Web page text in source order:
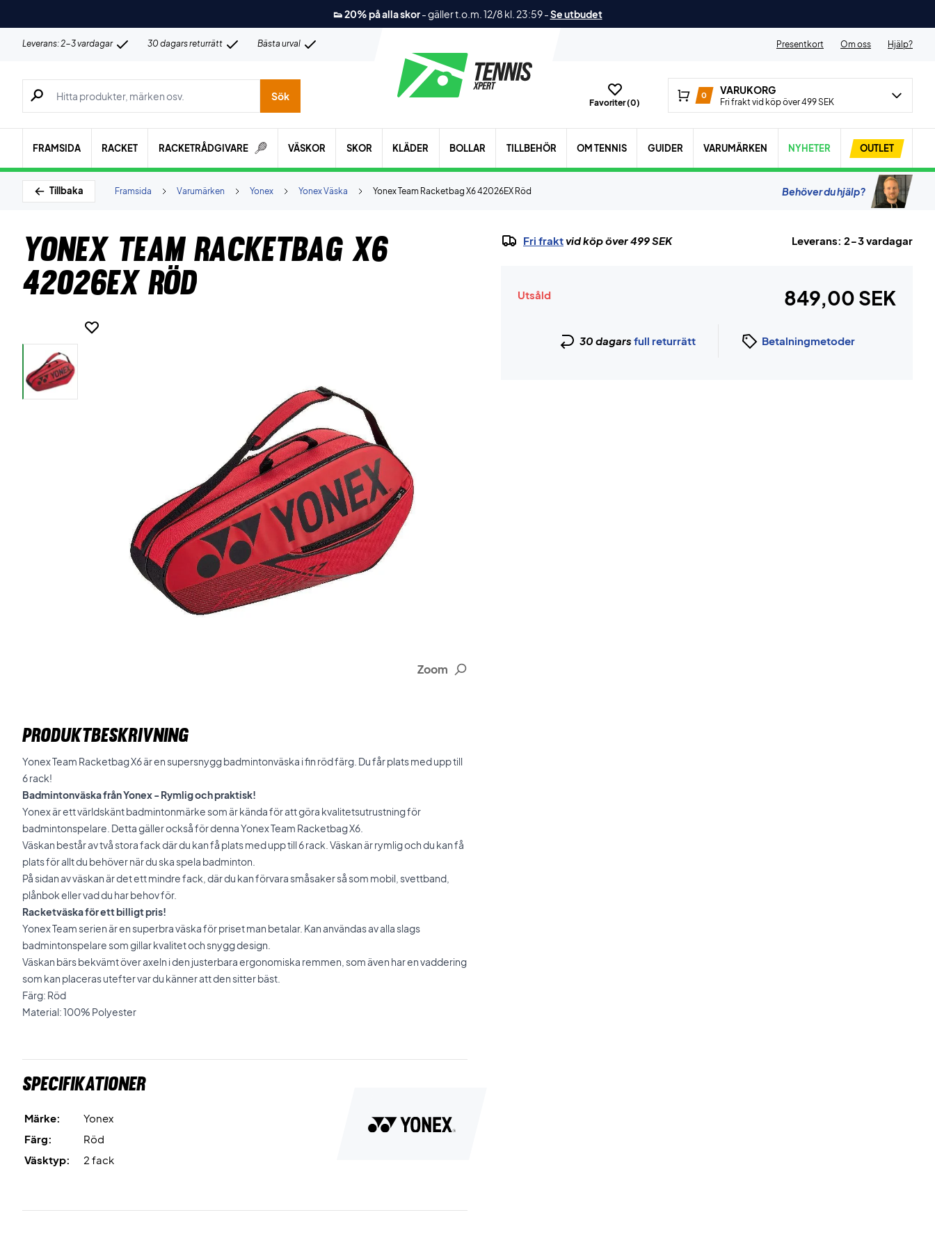
👟 20% på alla skor-gäller t.o.m. 12/8 kl. 23:59-Se utbudet
Leverans: 2-3 vardagar 30 dagars returrätt Bästa urval Presentkort Om oss Hjälp?
Sök efter produkter, märken osv.
Sök
Favoriter (0)
0 VARUKORG
Fri frakt vid köp över 499 SEK
FRAMSIDA RACKET RACKETRÅDGIVARE VÄSKOR SKOR KLÄDER BOLLAR TILLBEHÖR OM TENNIS GUIDER VARUMÄRKEN NYHETER OUTLET
Tillbaka Yonex Team Racketbag X6 42026EX Röd
Yonex Väska
Yonex
Varumärken
Framsida Behöver du hjälp?
Yonex Team Racketbag X6
42026EX Röd
Zoom
PRODUKTBESKRIVNING
Yonex Team Racketbag X6 är en supersnygg badmintonväska i fin röd färg. Du får plats med upp till
6 rack!
Badmintonväska från Yonex - Rymlig och praktisk!
Yonex är ett världskänt badmintonmärke som är kända för att göra kvalitetsutrustning för
badmintonspelare. Detta gäller också för denna Yonex Team Racketbag X6.
Väskan består av två stora fack där du kan få plats med upp till 6 rack. Väskan är rymlig och du kan få
plats för allt du behöver när du ska spela badminton.
På sidan av väskan är det ett mindre fack, där du kan förvara småsaker så som mobil, svettband,
plånbok eller vad du har behov för.
Racketväska för ett billigt pris!
Yonex Team serien är en superbra väska för priset man betalar. Kan användas av alla slags
badmintonspelare som gillar kvalitet och snygg design.
Väskan bärs bekvämt över axeln i den justerbara ergonomiska remmen, som även har en vaddering
som kan placeras utefter var du känner att den sitter bäst.
Färg: Röd
Material: 100% Polyester
Specifikationer
Märke:
Yonex
Färg:
Röd
Väsktyp:
2 fack
Fri fraktvid köp över 499 SEK Leverans: 2-3 vardagar
Utsåld 849,00 SEK
30 dagars full returrätt Betalningmetoder